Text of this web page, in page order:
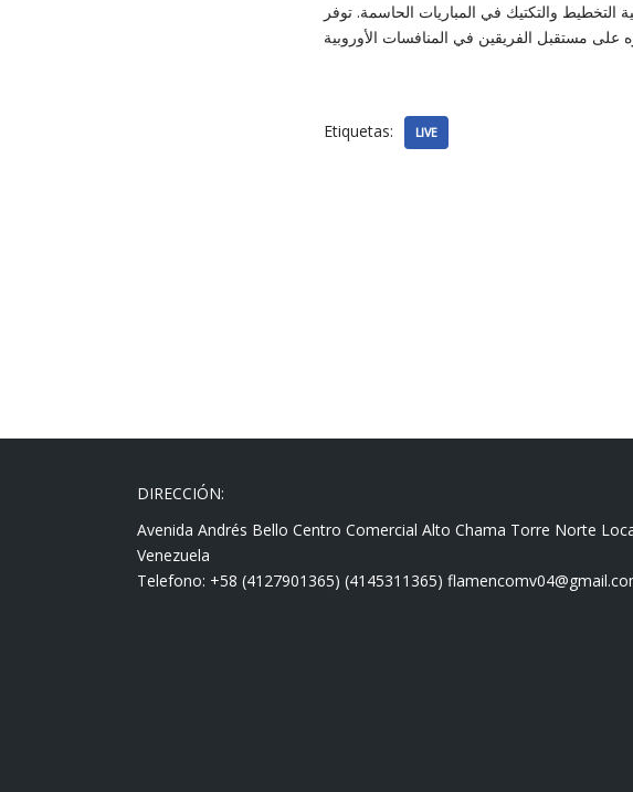
التخطيط والتكتيك في المباريات الحاسمة. توفر
Etiquetas: LIVE
DIRECCIÓN:
Avenida Andrés Bello Centro Comercial Alto Chama Torre Norte
Venezuela
Telefono: +58 (4127901365) (4145311365)